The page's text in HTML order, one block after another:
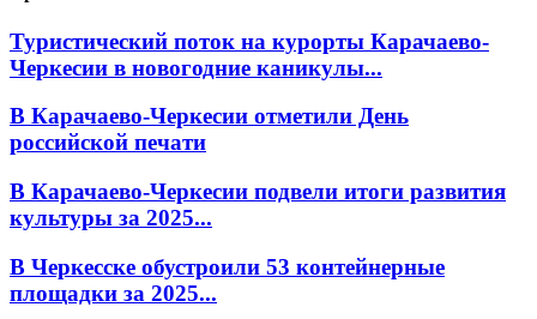
Туристический поток на курорты Карачаево-
Черкесии в новогодние каникулы...
В Карачаево-Черкесии отметили День
российской печати
В Карачаево-Черкесии подвели итоги развития
культуры за 2025...
В Черкесске обустроили 53 контейнерные
площадки за 2025...